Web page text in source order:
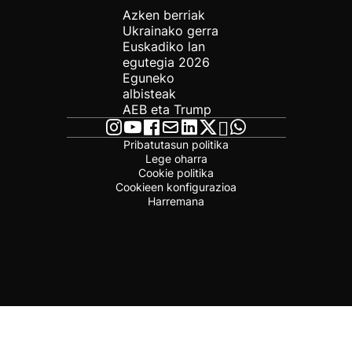
Azken berriak
Ukrainako gerra
Euskadiko lan
egutegia 2026
Eguneko
albisteak
AEB eta Trump
Pribatutasun politika
Lege oharra
Cookie politika
Cookieen konfigurazioa
Harremana